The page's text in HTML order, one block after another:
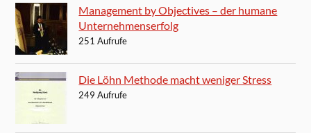
Management by Objectives – der humane
Unternehmenserfolg
251 Aufrufe
Die Löhn Methode macht weniger Stress
249 Aufrufe